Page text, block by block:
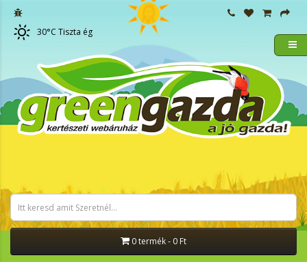
30°C Tiszta ég
0 termék - 0 Ft